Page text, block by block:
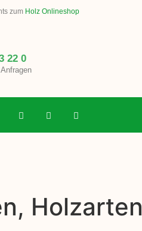
zum Holz Onlineshop
22 0
Holzarten